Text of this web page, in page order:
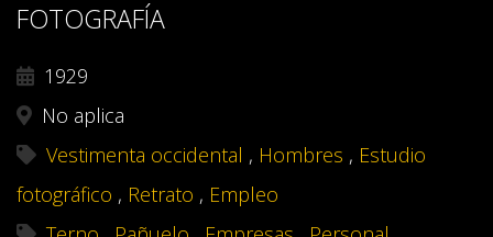
FOTOGRAFÍA
1929
No aplica
Vestimenta occidental , Hombres , Estudio
fotográfico , Retrato , Empleo